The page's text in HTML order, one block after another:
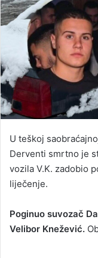
U teškoj
Derventi smrtno je
vozila V.K. zadobio
liječenje.
Poginuo suvozač
Velibor Knežević.